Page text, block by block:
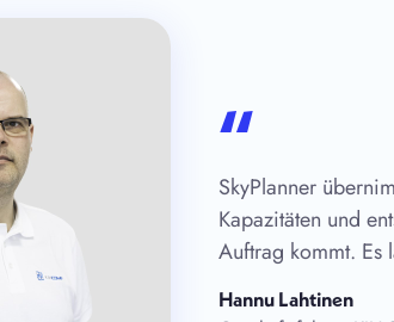
“
SkyPlanner
Kapazitäten und
Auftrag kommt. Es
Hannu Lahtinen